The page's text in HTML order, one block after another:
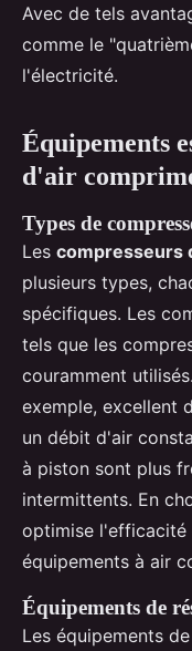
Avec de tels
comme le
l'électricité.
Équipements
d'air
Types de
Les compresseurs
plusieurs types,
spécifiques. Les
tels que les
couramment
exemple, excellent
un débit d'air
à piston sont plus
intermittents. En
optimise l'efficacité
équipements à air
Équipements de
Les équipements